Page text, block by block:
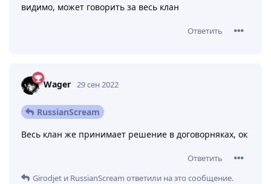
видимо, может говорить за весь клан
Ответить
Wager 29 сен 2022
RussianScream
Весь клан же принимает решение в договорняках, ок
Ответить
Girodjet и RussianScream ответили на это сообщение.